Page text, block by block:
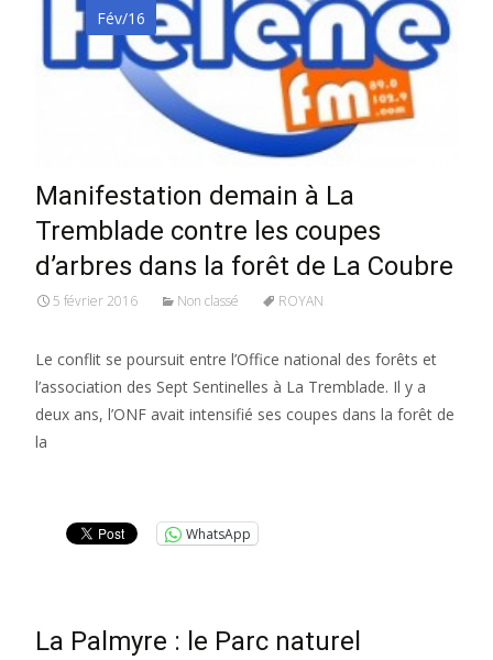
Fév/16
Manifestation demain à La
Tremblade contre les coupes
d’arbres dans la forêt de La Coubre
5 février 2016 Non classé ROYAN
Le conflit se poursuit entre l’Office national des forêts et
l’association des Sept Sentinelles à La Tremblade. Il y a
deux ans, l’ONF avait intensifié ses coupes dans la forêt de
la
WhatsApp
La Palmyre : le Parc naturel